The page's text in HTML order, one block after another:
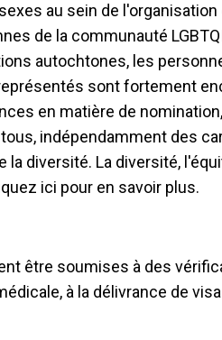
au sein de
de la communauté
autochtones, les
sont fortement
en matière de
indépendamment des
diversité. La diversité,
ici pour en savoir plus.
être soumises à des
à la délivrance de